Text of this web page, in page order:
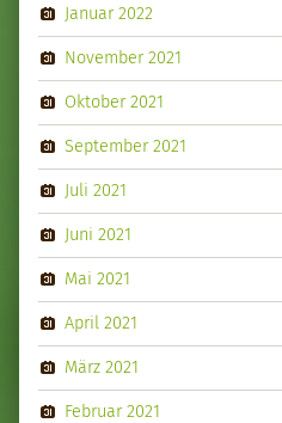
Januar 2022
November 2021
Oktober 2021
September 2021
Juli 2021
Juni 2021
Mai 2021
April 2021
März 2021
Februar 2021